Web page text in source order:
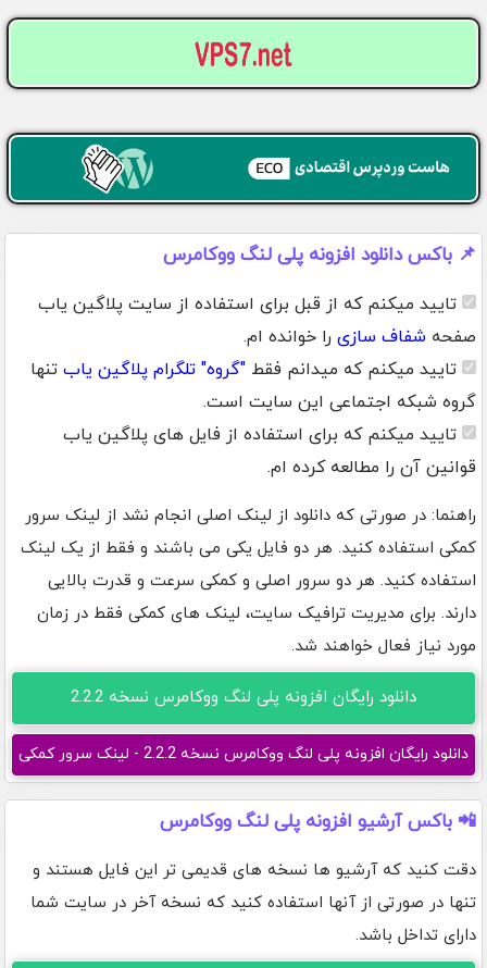
📌 باکس دانلود افزونه پلی لنگ ووکامرس
تایید میکنم که از قبل برای استفاده از سایت پلاگین یاب
صفحه شفاف سازی را خوانده ام.
تایید میکنم که میدانم فقط "گروه" تلگرام پلاگین یاب تنها
گروه شبکه اجتماعی این سایت است.
تایید میکنم که برای استفاده از فایل های پلاگین یاب
قوانین آن را مطالعه کرده ام.
راهنما: در صورتی که دانلود از لینک اصلی انجام نشد از لینک سرور
کمکی استفاده کنید. هر دو فایل یکی می باشند و فقط از یک لینک
استفاده کنید. هر دو سرور اصلی و کمکی سرعت و قدرت بالایی
دارند. برای مدیریت ترافیک سایت، لینک های کمکی فقط در زمان
مورد نیاز فعال خواهند شد.
دانلود رایگان افزونه پلی لنگ ووکامرس نسخه 2.2.2
دانلود رایگان افزونه پلی لنگ ووکامرس نسخه 2.2.2 - لینک سرور کمکی
📲 باکس آرشیو افزونه پلی لنگ ووکامرس
دقت کنید که آرشیو ها نسخه های قدیمی تر این فایل هستند و
تنها در صورتی از آنها استفاده کنید که نسخه آخر در سایت شما
دارای تداخل باشد.